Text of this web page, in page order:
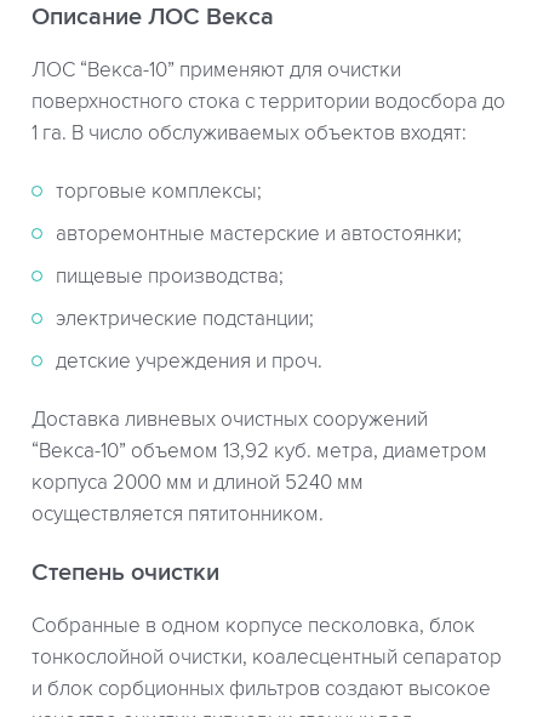
Описание ЛОС Векса
ЛОС “Векса-10” применяют для очистки
поверхностного стока с территории водосбора до
1 га. В число обслуживаемых объектов входят:
торговые комплексы;
авторемонтные мастерские и автостоянки;
пищевые производства;
электрические подстанции;
детские учреждения и проч.
Доставка ливневых очистных сооружений
“Векса-10” объемом 13,92 куб. метра, диаметром
корпуса 2000 мм и длиной 5240 мм
осуществляется пятитонником.
Степень очистки
Собранные в одном корпусе песколовка, блок
тонкослойной очистки, коалесцентный сепаратор
и блок сорбционных фильтров создают высокое